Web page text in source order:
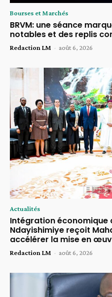
Bourses et Marchés
BRVM: une séance
notables et des replis
Redaction LM - août 6, 2026
Actualités
Intégration économique
Ndayishimiye reçoit
accélérer la mise en
Redaction LM - août 6, 2026